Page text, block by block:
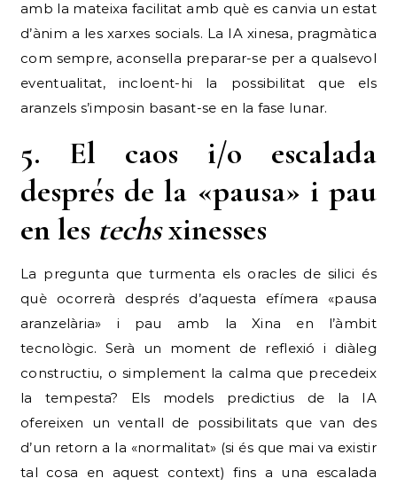
amb la mateixa facilitat amb què es canvia un estat
d’ànim a les xarxes socials. La IA xinesa, pragmàtica
com sempre, aconsella preparar-se per a qualsevol
eventualitat, incloent-hi la possibilitat que els
aranzels s’imposin basant-se en la fase lunar.
5. El caos i/o escalada
després de la «pausa» i pau
en les techsxinesses
La pregunta que turmenta els oracles de silici és
què ocorrerà després d’aquesta efímera «pausa
aranzelària» i pau amb la Xina en l’àmbit
tecnològic. Serà un moment de reflexió i diàleg
constructiu, o simplement la calma que precedeix
la tempesta? Els models predictius de la IA
ofereixen un ventall de possibilitats que van des
d’un retorn a la «normalitat» (si és que mai va existir
tal cosa en aquest context) fins a una escalada